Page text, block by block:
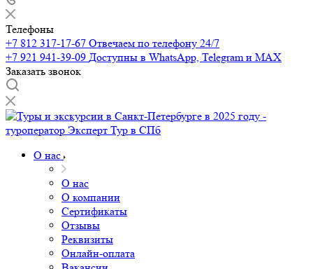
Телефоны
+7 812 317-17-67 Отвечаем по телефону 24/7
+7 921 941-39-09 Доступны в WhatsApp, Telegram и MAX
Заказать звонок
О нас
О нас
О компании
Сертификаты
Отзывы
Реквизиты
Онлайн-оплата